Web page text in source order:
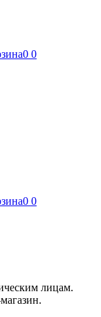
0 0
0 0
лицам.